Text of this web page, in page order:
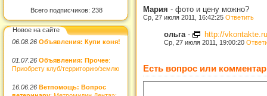
Всего подписчиков: 238
Новое на сайте
06.08.26 Объявления: Купи коня!
01.07.26 Объявления: Прочее:
Приобрету клуб/территорию/землю
16.06.26 Ветпомощь: Вопрос
Мария - фото и цену можно?
Ср, 27 июля 2011, 16:42:25 Ответить
ольга - http://
Ср, 27 июля 2011, 19:00:20
Есть вопрос или